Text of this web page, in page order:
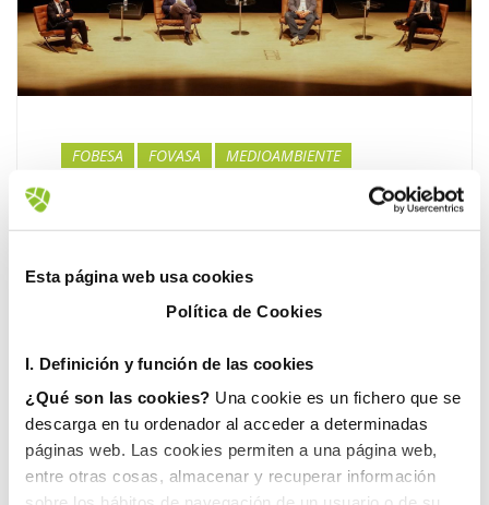
Esta página web usa cookies
Política de Cookies
I. Definición y función de las cookies
¿Qué son las cookies? Una cookie es un fichero que se
descarga en tu ordenador al acceder a determinadas
páginas web. Las cookies permiten a una página web,
entre otras cosas, almacenar y recuperar información
FOBESA FOVASA
MEDIOAMBIENTE
COMPARTE EN EL II
ECOFORUM SUS
ESTRATEGIAS HACIA LA
ECONOMÍA CIRCULAR
El Auditori i Palau de Congresos de Castelló
ha acogido esta semana el II Ecoforum de la
Comunitat Valenciana organizado por